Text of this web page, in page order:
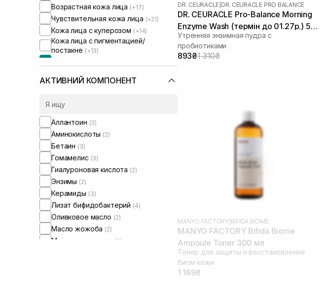
Возрастная кожа лица (+17)
Чувствительная кожа лица (+21)
Кожа лица с куперозом (+14)
Кожа лица с пигментацией/
постакне (+13)
барьером(+16)
АКТИВНИЙ КОМПОНЕНТ
Аллантоин (3)
Аминокислоты (2)
Бетаин (3)
Гомамелис (3)
Гиалуроновая кислота (2)
Энзимы (2)
Керамиды (3)
Лизат бифидобактерий (4)
Оливковое масло (2)
Масло жожоба (2)
Масло макадамии (2)
DR. CEURACLE DR. CEURACLE PRO BALANCE
DR. CEURACLE Pro-Balance Morning
Enzyme Wash (термін до 01.27р.) 50
г
Утренняя энзимная пудра с
пробиотиками
893₴1 310₴
MANYO FACTORY| BIFIDA BIOME
MANYO FACTORY Bifida Biome
Ampoule Toner 300 мл
Тонер для защиты и восстановления
биом кожи
1 169₴